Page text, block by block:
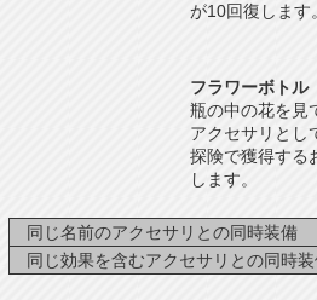
が10回復します。
フラワーボトル
瓶の中の花を見
アクセサリとし
探険で獲得する
します。
同じ名前のアクセサリとの同時装備
同じ効果を含むアクセサリとの同時